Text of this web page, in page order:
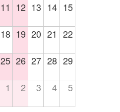
11 12 13 14 15
18 19 20 21 22
25 26 27 28 29
1 2 3 4 5